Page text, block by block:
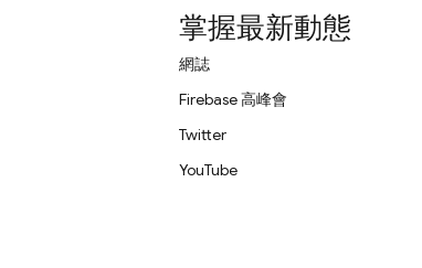
掌握最新動態
網誌
Firebase 高峰會
Twitter
YouTube